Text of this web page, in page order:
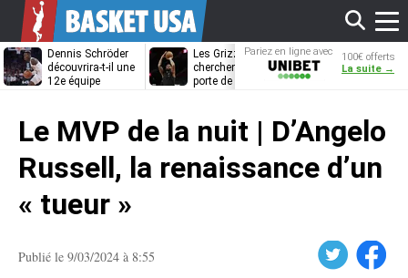
Dennis Schröder
découvrira-t-il une
12e équipe
Les Grizzlies
cherchent déjà une
porte de sortie
Dwane Casey
bientôt coach
Pariez en ligne avec
Unibet
100€ offerts
La suite →
Le MVP de la nuit | D’Angelo
Russell, la renaissance d’un
« tueur »
Publié le 9/03/2024 à 8:55 Facebook